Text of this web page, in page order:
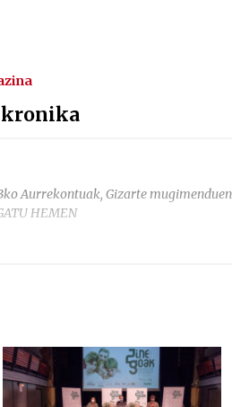
kronika
Aurrekontuak, Gizarte
HEMEN